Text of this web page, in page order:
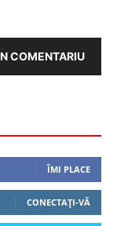
COMENTARIU
ÎMI PLACE
CONECTAȚI-VĂ